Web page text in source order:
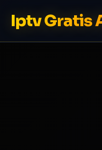
Iptv Gratis